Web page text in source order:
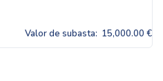
Valor de subasta: 15,000.00 €